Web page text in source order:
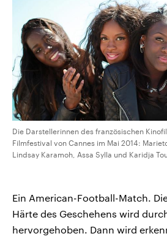
Die Darstellerinnen des französischen
Filmfestival von Cannes im Mai 2014:
Lindsay Karamoh, Assa Sylla und Karidja
Ein American-Football-Match.
Härte des Geschehens wird
hervorgehoben. Dann wird